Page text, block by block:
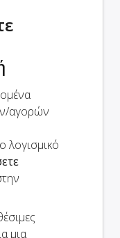
αγορών
λογισμικό
μια